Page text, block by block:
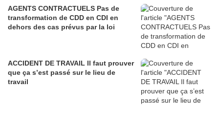
AGENTS CONTRACTUELS Pas de
transformation de CDD en CDI en
dehors des cas prévus par la loi
ACCIDENT DE TRAVAIL Il faut prouver
que ça s’est passé sur le lieu de
travail